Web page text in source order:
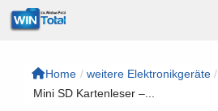
Zum
Inhalt
Home / weitere Elektronikgeräte /
Mini SD Kartenleser –...